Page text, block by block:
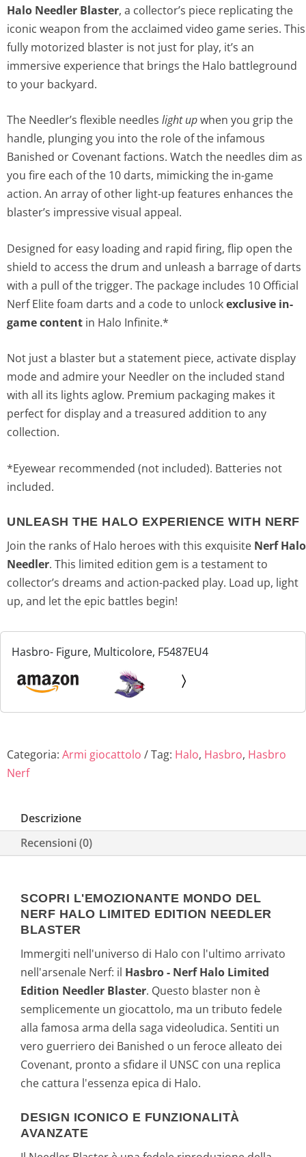
Halo Needler Blaster, a collector’s piece replicating the
iconic weapon from the acclaimed video game series. This
fully motorized blaster is not just for play, it’s an
immersive experience that brings the Halo battleground
to your backyard.
The Needler’s flexible needles light upwhen you grip the
handle, plunging you into the role of the infamous
Banished or Covenant factions. Watch the needles dim as
you fire each of the 10 darts, mimicking the in-game
action. An array of other light-up features enhances the
blaster’s impressive visual appeal.
Designed for easy loading and rapid firing, flip open the
shield to access the drum and unleash a barrage of darts
with a pull of the trigger. The package includes 10 Official
Nerf Elite foam darts and a code to unlockexclusive in-
game content in Halo Infinite.*
Not just a blaster but a statement piece, activate display
mode and admire your Needler on the included stand
with all its lights aglow. Premium packaging makes it
perfect for display and a treasured addition to any
collection.
*Eyewear recommended (not included). Batteries not
included.
UNLEASH THE HALO EXPERIENCE WITH NERF
Join the ranks of Halo heroes with this exquisite Nerf Halo
Needler. This limited edition gem is a testament to
collector’s dreams and action-packed play. Load up, light
up, and let the epic battles begin!
Hasbro- Figure, Multicolore, F5487EU4
Categoria: Armi giocattolo Tag: Halo, Hasbro, Hasbro
Nerf
Descrizione
Recensioni (0)
SCOPRI L'EMOZIONANTE MONDO DEL
NERF HALO LIMITED EDITION NEEDLER
BLASTER
Immergiti nell'universo di Halo con l'ultimo arrivato
nell'arsenale Nerf: il Hasbro - Nerf Halo Limited
Edition Needler Blaster. Questo blaster non è
semplicemente un giocattolo, ma un tributo fedele
alla famosa arma della saga videoludica. Sentiti un
vero guerriero dei Banished o un feroce alleato dei
Covenant, pronto a sfidare il UNSC con una replica
che cattura l'essenza epica di Halo.
DESIGN ICONICO E FUNZIONALITÀ
AVANZATE